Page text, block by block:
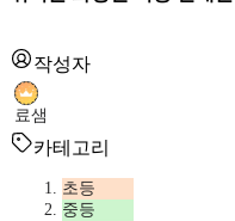
작성자
료샘
카테고리
초등
중등